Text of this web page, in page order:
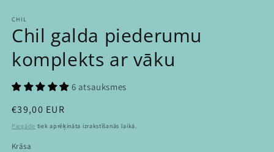
CHIL
Chil galda piederumu
komplekts ar vāku
6 atsauksmes
Parastā
cena
€39,00 EUR
Piegāde tiek aprēķināta izrakstīšanās laikā.
Krāsa